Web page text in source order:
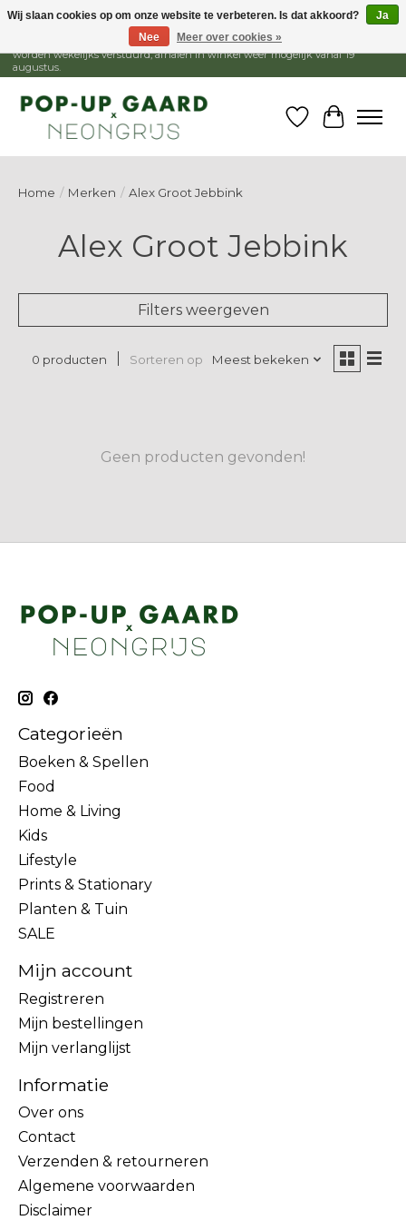
1 - 15 augustus is de winkel gesloten, webshop blijft open. Bestellingen
worden wekelijks verstuurd, afhalen in winkel weer mogelijk vanaf 19
augustus.
Verlanglijst
Home / Merken / Alex Groot Jebbink
Alex Groot Jebbink
Filters weergeven
0 producten Sorteren op Meest bekeken
Geen producten gevonden!
Categorieën
Boeken & Spellen
Food
Home & Living
Kids
Lifestyle
Prints & Stationary
Planten & Tuin
SALE
Mijn account
Registreren
Mijn bestellingen
Mijn verlanglijst
Informatie
Over ons
Contact
Verzenden & retourneren
Algemene voorwaarden
Disclaimer
Wij slaan cookies op om onze website te verbeteren. Is dat akkoord?
Ja
Nee
Meer over cookies »